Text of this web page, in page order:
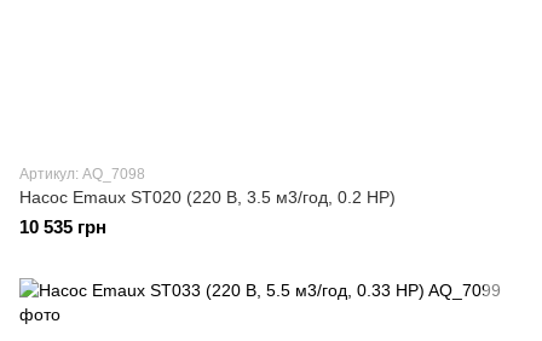
Артикул: AQ_7098
Насос Emaux ST020 (220 В, 3.5 м3/год, 0.2 НР)
10 535 грн